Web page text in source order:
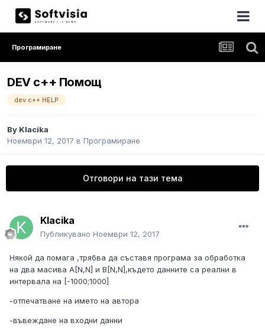
Програмиране
DEV c++ Помощ
dev c++ HELP
By Klacika
Ноември 12, 2017 в Програмиране
Отговори на тази тема
Klacika
Публикувано Ноември 12, 2017
Някой да помага ,трябва да съставя програма за обработка
на два масива A[N,N] и B[N,N],където данните са реални в
интервала на [-1000;1000]
-отпечатване на името на автора
-въвеждане на входни данни